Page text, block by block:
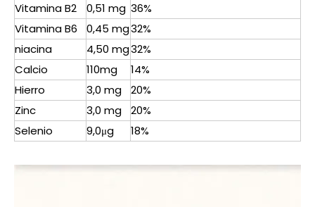
Vitamina B2
0,51 mg 36%
Vitamina B6
0,45 mg32%
niacina
4,50 mg32%
Calcio
110mg
14%
Hierro
3,0 mg
20%
Zinc
3,0 mg
20%
Selenio
9,0μg 18%